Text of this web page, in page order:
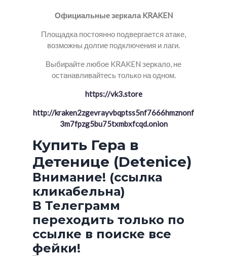
Официальные зеркала KRAKEN
Площадка постоянно подвергается атаке,
возможны долгие подключения и лаги.
Выбирайте любое KRAKEN зеркало, не
останавливайтесь только на одном.
https://vk3.store
http://kraken2zgevrayvbqptss5nf7666hmznonf
3m7fpzg5bu75txmbxfcqd.onion
Купить Гера в
Детенице (Detenice)
Внимание! (ссылка
кликабельна)
В Телеграмм
переходить только по
ссылке в поиске все
фейки!